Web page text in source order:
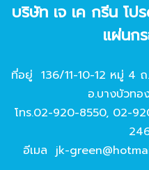
บริษัท เจ เค กรีน โ
แผ่นก
ที่อยู่ 136/11-10-12 หมู่ 4
อ.บางบัวทอ
โทร.02-920-8550, 02-
อีเมล jk-